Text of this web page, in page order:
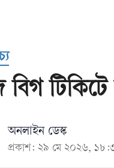
বিগ
অনলাইন ডেস্ক
প্রকাশ: ২৯ মে ২০২৬,